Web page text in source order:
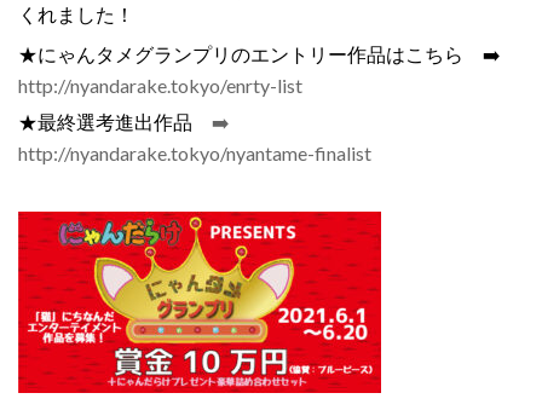
くれました！
★にゃんタメグランプリのエントリー作品はこちら ➡️
http://nyandarake.tokyo/enrty-list
★最終選考進出作品 ➡️
http://nyandarake.tokyo/nyantame-finalist